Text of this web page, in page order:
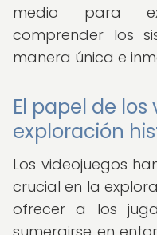
medio para
comprender los
manera única e
El papel de
exploración
Los videojuegos
crucial en la
ofrecer a los